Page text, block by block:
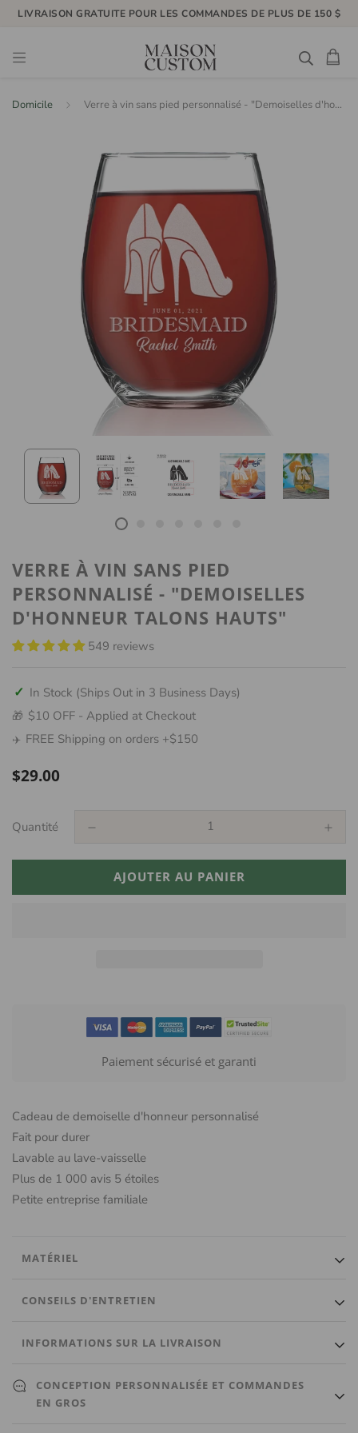
LIVRAISON GRATUITE POUR LES COMMANDES DE PLUS DE 150 $
Domicile Verre à vin sans pied personnalisé - "Demoiselles d'honneur talons hauts"
VERRE À VIN SANS PIED
PERSONNALISÉ - "DEMOISELLES
D'HONNEUR TALONS HAUTS"
549 reviews
✓ In Stock (Ships Out in 3 Business Days)
🎁 $10 OFF - Applied at Checkout
✈️ FREE Shipping on orders +$150
Prix
$29.00
Quantité
AJOUTER AU PANIER
Paiement sécurisé et garanti
Cadeau de demoiselle d'honneur personnalisé
Fait pour durer
Lavable au lave-vaisselle
Plus de 1 000 avis 5 étoiles
Petite entreprise familiale
MATÉRIEL
Verre luxueux de haute qualité qui est durable et garde les
CONSEILS D'ENTRETIEN
Lavage à la main seulement.
INFORMATIONS SUR LA LIVRAISON
Expédié sous 3 jours ouvrables. Un numéro de suivi vous sera
automatiquement envoyé par e-mail une fois qu'il sera expédié.
CONCEPTION PERSONNALISÉE ET COMMANDES
EN GROS